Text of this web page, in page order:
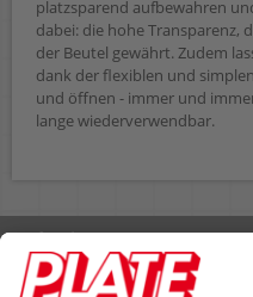
platzsparend aufbewahren
dabei: die hohe Transparenz,
der Beutel gewährt. Zudem
dank der flexiblen und
und öffnen - immer und
lange wiederverwendbar.
Rufen Sie uns an 04298 401-0
Lieferbedingungen